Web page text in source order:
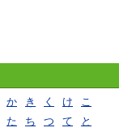
か き く け
こ
た ち つ て
と